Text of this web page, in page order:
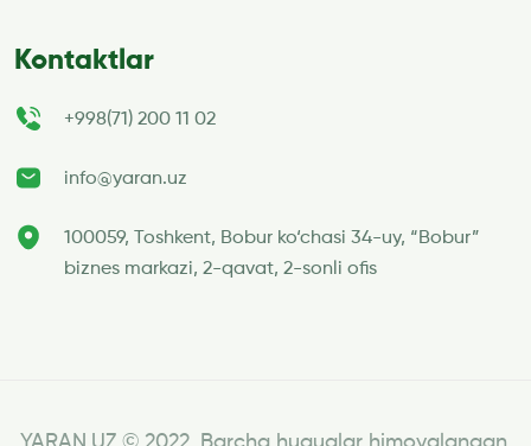
Kontaktlar
+998(71) 200 11 02
info@yaran.uz
100059, Toshkent, Bobur ko‘chasi 34-uy, “Bobur”
biznes markazi, 2-qavat, 2-sonli ofis